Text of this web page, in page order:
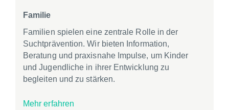
Familie
Familien spielen eine zentrale Rolle in der
Suchtprävention. Wir bieten Information,
Beratung und praxisnahe Impulse, um Kinder
und Jugendliche in ihrer Entwicklung zu
begleiten und zu stärken.
Mehr erfahren